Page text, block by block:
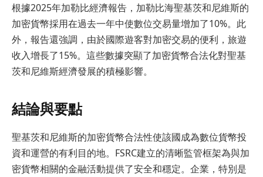
根據2025年加勒比經濟報告，加勒比海聖基茨和尼維斯的
加密貨幣採用在過去一年中使數位交易量增加了10%。此
外，報告還強調，由於國際遊客對加密交易的便利，旅遊
收入增長了15%。這些數據突顯了加密貨幣合法化對聖基
茨和尼維斯經濟發展的積極影響。
結論與要點
聖基茨和尼維斯的加密貨幣合法性使該國成為數位貨幣投
資和運營的有利目的地。FSRC建立的清晰監管框架為與加
密貨幣相關的金融活動提供了安全和穩定。企業，特別是